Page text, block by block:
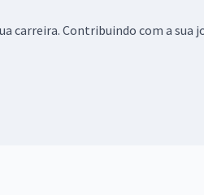
carreira. Contribuindo com a sua